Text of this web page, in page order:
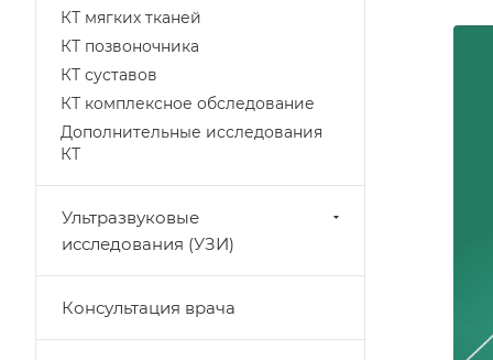
КТ мягких тканей
КТ позвоночника
КТ суставов
КТ комплексное обследование
Дополнительные исследования
КТ
Ультразвуковые
исследования (УЗИ)
Консультация врача